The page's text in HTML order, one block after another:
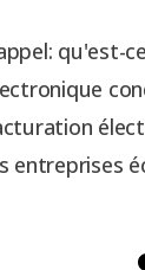
qu'est-
entreprises